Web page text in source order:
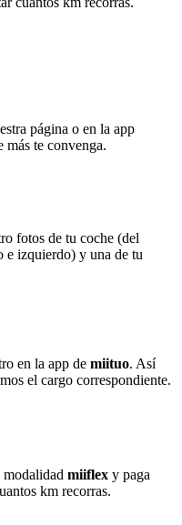
página o en la app
más te convenga.
fotos de tu coche (del
e izquierdo) y una de tu
en la app de miituo. Así
el cargo correspondiente.
miiflex y paga
km recorras.